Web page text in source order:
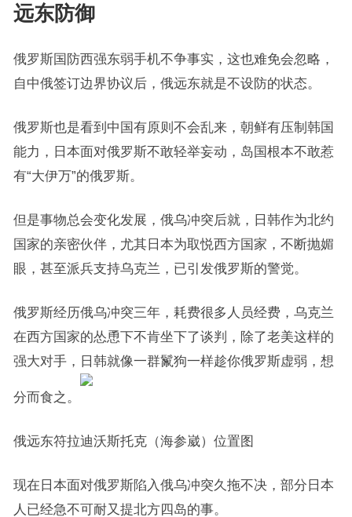
远东防御
俄罗斯国防西强东弱手机不争事实，这也难免会忽略，
自中俄签订边界协议后，俄远东就是不设防的状态。
俄罗斯也是看到中国有原则不会乱来，朝鲜有压制韩国
能力，日本面对俄罗斯不敢轻举妄动，岛国根本不敢惹
有“大伊万”的俄罗斯。
但是事物总会变化发展，俄乌冲突后就，日韩作为北约
国家的亲密伙伴，尤其日本为取悦西方国家，不断抛媚
眼，甚至派兵支持乌克兰，已引发俄罗斯的警觉。
俄罗斯经历俄乌冲突三年，耗费很多人员经费，乌克兰
在西方国家的怂恿下不肯坐下了谈判，除了老美这样的
强大对手，日韩就像一群鬣狗一样趁你俄罗斯虚弱，想
分而食之。
俄远东符拉迪沃斯托克（海参崴）位置图
现在日本面对俄罗斯陷入俄乌冲突久拖不决，部分日本
人已经急不可耐又提北方四岛的事。